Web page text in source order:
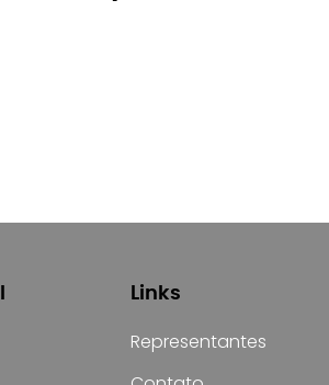
Links
Representantes